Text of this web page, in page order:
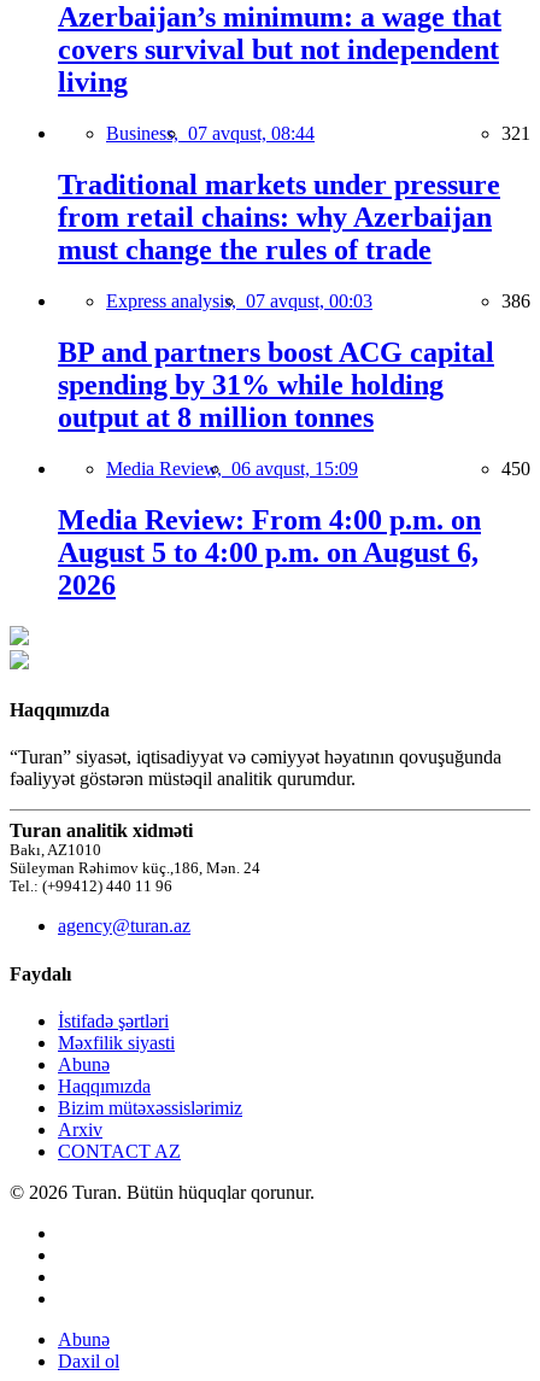
Azerbaijan’s minimum: a wage that
covers survival but not independent
living
Business, 07 avqust, 08:44 321
Traditional markets under pressure
from retail chains: why Azerbaijan
must change the rules of trade
Express analysis, 07 avqust, 00:03 386
BP and partners boost ACG capital
spending by 31% while holding
output at 8 million tonnes
Media Review, 06 avqust, 15:09 450
Media Review: From 4:00 p.m. on
August 5 to 4:00 p.m. on August 6,
2026
Haqqımızda
“Turan” siyasət, iqtisadiyyat və cəmiyyət həyatının qovuşuğunda
fəaliyyət göstərən müstəqil analitik qurumdur.
Turan analitik xidməti
Bakı, AZ1010
Süleyman Rəhimov küç.,186, Mən. 24
Tel.: (+99412) 440 11 96
agency@turan.az
Faydalı
İstifadə şərtləri
Məxfilik siyasti
Abunə
Haqqımızda
Bizim mütəxəssislərimiz
Arxiv
CONTACT AZ
© 2026 Turan. Bütün hüquqlar qorunur.
Abunə
Daxil ol